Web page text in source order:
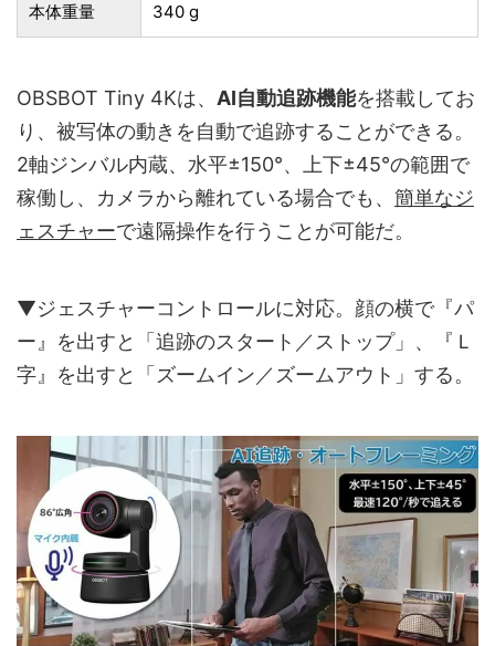
本体重量 340 g
OBSBOT Tiny 4Kは、 AI自動追跡機能を搭載してお
り、被写体の動きを自動で追跡することができる。
2軸ジンバル内蔵、水平±150°、上下±45°の範囲で
稼働し、カメラから離れている場合でも、 簡単なジ
ェスチャーで遠隔操作を行うことが可能だ。
▼ジェスチャーコントロールに対応。顔の横で『パ
ー』を出すと「追跡のスタート／ストップ」、『Ｌ
字』を出すと「ズームイン／ズームアウト」する。